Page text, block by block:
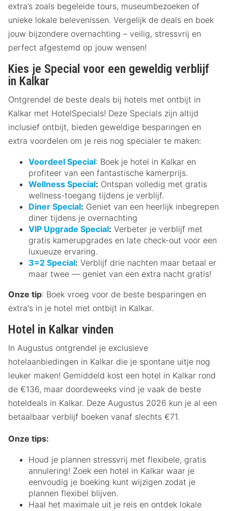
extra’s zoals begeleide tours, museumbezoeken of
unieke lokale belevenissen. Vergelijk de deals en boek
jouw bijzondere overnachting – veilig, stressvrij en
perfect afgestemd op jouw wensen!
Kies je Special voor een geweldig verblijf
in Kalkar
Ontgrendel de beste deals bij hotels met ontbijt in
Kalkar met HotelSpecials! Deze Specials zijn altijd
inclusief ontbijt, bieden geweldige besparingen en
extra voordelen om je reis nog specialer te maken:
Voordeel Special: Boek je hotel in Kalkar en
profiteer van een fantastische kamerprijs.
Wellness Special: Ontspan volledig met gratis
wellness-toegang tijdens je verblijf.
Diner Special: Geniet van een heerlijk inbegrepen
diner tijdens je overnachting
VIP Upgrade Special: Verbeter je verblijf met
gratis kamerupgrades en late check-out voor een
luxueuze ervaring.
3=2 Special: Verblijf drie nachten maar betaal er
maar twee — geniet van een extra nacht gratis!
Onze tip: Boek vroeg voor de beste besparingen en
extra's in je hotel met ontbijt in Kalkar.
Hotel in Kalkar vinden
In Augustus ontgrendel je exclusieve
hotelaanbiedingen in Kalkar die je spontane uitje nog
leuker maken! Gemiddeld kost een hotel in Kalkar rond
de €136, maar doordeweeks vind je vaak de beste
hoteldeals in Kalkar. Deze Augustus 2026 kun je al een
betaalbaar verblijf boeken vanaf slechts €71.
Onze tips:
Houd je plannen stressvrij met flexibele, gratis
annulering! Zoek een hotel in Kalkar waar je
eenvoudig je boeking kunt wijzigen zodat je
plannen flexibel blijven.
Haal het maximale uit je reis en ontdek lokale